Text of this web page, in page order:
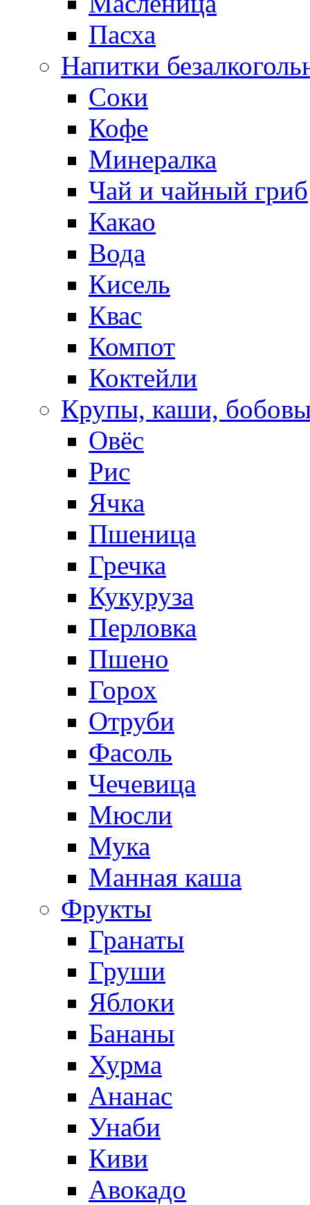
Пасха
Напитки
Соки
Кофе
Минералка
Чай и чайный гриб
Какао
Вода
Кисель
Квас
Компот
Коктейли
Крупы, каши,
Овёс
Рис
Ячка
Пшеница
Гречка
Кукуруза
Перловка
Пшено
Горох
Отруби
Фасоль
Чечевица
Мюсли
Мука
Манная каша
Фрукты
Гранаты
Груши
Яблоки
Бананы
Хурма
Ананас
Унаби
Киви
Авокадо